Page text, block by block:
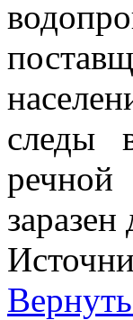
следы
речной
заразен